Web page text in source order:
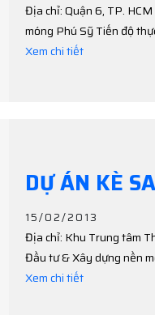
Địa chỉ: Quận 6, TP.
móng Phú Sỹ Tiến độ
Xem chi tiết
DỰ ÁN KÈ
15/02/2013
Địa chỉ: Khu Trung tâm
Đầu tư & Xây dựng nền
Xem chi tiết